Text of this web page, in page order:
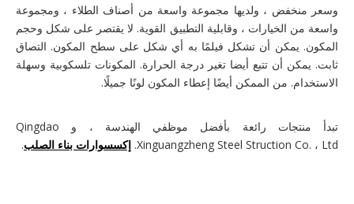
وسعر منخفض ، ولديها مجموعة واسعة من أصناف الطلاء ، ومجموعة
واسعة من الخيارات ، وقابلية التطبيق القوية. لا يقتصر على شكل وحجم
المكون. يمكن أن تشكل فيلمًا به أي شكل على سطح المكون. التصاق
ثابت. يمكن أن تتبع أيضا تغير درجة الحرارة. المكونات تلسكوبية وسهلة
الاستخدام. من الممكن أيضًا إعطاء المكون لونًا جميلًا.
تبدأ منتجات رائعة بأفضل موظفي الهندسة ، و Qingdao
Xinguangzheng Steel Struction Co. ، Ltd. إكسسوارات بناء الصلب.